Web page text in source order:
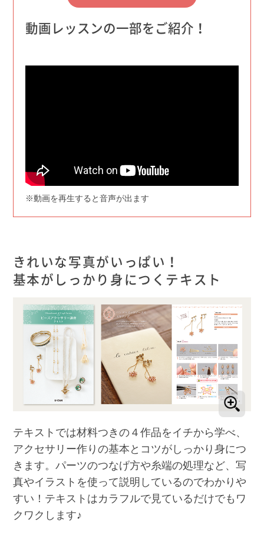
動画レッスンの一部をご紹介！
※動画を再生すると音声が出ます
きれいな写真がいっぱい！
基本がしっかり身につくテキスト
テキストでは材料つきの４作品をイチから学べ、
アクセサリー作りの基本とコツがしっかり身につ
きます。パーツのつなげ方や糸端の処理など、写
真やイラストを使って説明しているのでわかりや
すい！テキストはカラフルで見ているだけでもワ
クワクします♪